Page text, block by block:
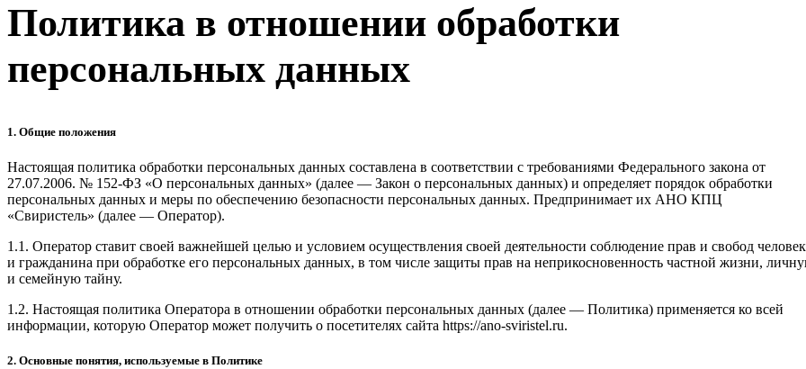
Политика в отношении обработки
персональных данных
1. Общие положения
Настоящая политика обработки персональных данных составлена в соответствии с требованиями Федерального закона от
27.07.2006. № 152-ФЗ «О персональных данных» (далее — Закон о персональных данных) и определяет порядок обработки
персональных данных и меры по обеспечению безопасности персональных данных. Предпринимает их АНО КПЦ
«Свиристель» (далее — Оператор).
1.1. Оператор ставит своей важнейшей целью и условием осуществления своей деятельности соблюдение прав и свобод
и гражданина при обработке его персональных данных, в том числе защиты прав на неприкосновенность частной жизни,
и семейную тайну.
1.2. Настоящая политика Оператора в отношении обработки персональных данных (далее — Политика) применяется ко всей
информации, которую Оператор может получить о посетителях сайта https://ano-sviristel.ru.
2. Основные понятия, используемые в Политике